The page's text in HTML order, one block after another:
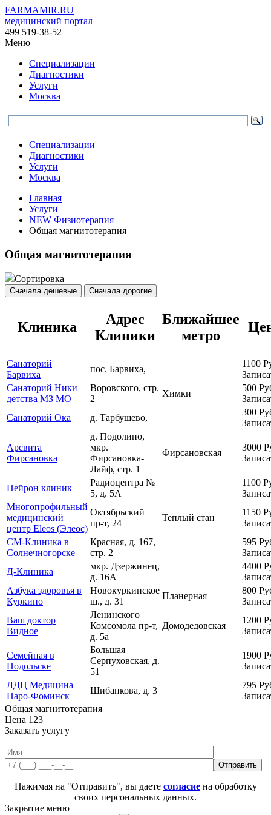
FARMAMIR.RU
медицинский портал
499 519-38-52
Меню
Специализации
Диагностики
Услуги
Москва
Специализации
Диагностики
Услуги
Москва
Главная
Услуги
NEW Физиотерапия
Общая магнитотерапия
Общая магнитотерапия
Сортировка
Сначала дешевые Сначала дорогие
Клиника
Адрес
Клиники
Ближайшее
метро
Санаторий
Барвиха
пос. Барвиха,
1100
Санаторий Ники
детства МЗ МО
Воровского, стр.
2
Химки
500
Санаторий Ока
д. Тарбушево,
300
Арсвита
Фирсановка
д. Подолино,
мкр.
Фирсановка-
Лайф, стр. 1
Фирсановская
3000
Нейрон клиник
Радиоцентра №
5, д. 5А
1100
Многопрофильный
медицинский
центр Eleos (Элеос)
Октябрьский
пр-т, 24
Теплый стан
1150
СМ-Клиника в
Солнечногорске
Красная, д. 167,
стр. 2
595
Д-Клиника
мкр. Дзержинец,
д. 16А
4400
Азбука здоровья в
Куркино
Новокуркинское
ш., д. 31
Планерная
800
Ваш доктор
Видное
Ленинского
Комсомола пр-т,
д. 5а
Домодедовская
1200
Семейная в
Подольске
Большая
Серпуховская, д.
51
1900
ЛДЦ Медицина
Наро-Фоминск
Шибанкова, д. 3
795
Общая магнитотерапия
Цена 123
Заказать услугу
Нажимая на "Отправить", вы даете согласиена обработку
своих персональных данных.
Закрытие меню